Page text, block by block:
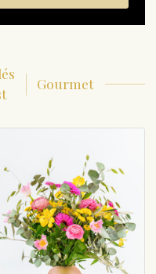
Gourmet